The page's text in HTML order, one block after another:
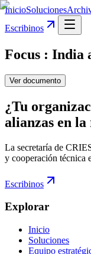
InicioSoluciones
Escribinos
Focus : India
Ver documento
¿Tu
alianzas en la
La secretaría de
y cooperación técnica
Escribinos
Explorar
Inicio
Soluciones
Equipo